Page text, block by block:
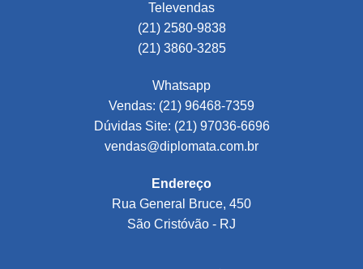
Televendas
(21) 2580-9838
(21) 3860-3285
Whatsapp
Vendas: (21) 96468-7359
Dúvidas Site: (21) 97036-6696
vendas@diplomata.com.br
Endereço
Rua General Bruce, 450
São Cristóvão - RJ